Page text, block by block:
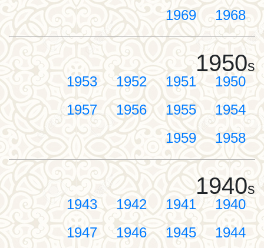
1968
1969
1950s
1950
1951
1952
1953
1954
1955
1956
1957
1958
1959
1940s
1940
1941
1942
1943
1944
1945
1946
1947